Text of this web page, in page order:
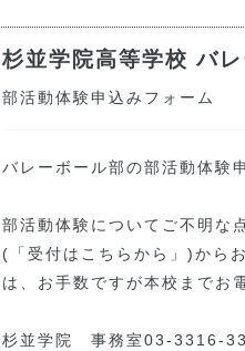
杉並学院高等学校 バ
部活動体験申込みフォーム
バレーボール部の部活動体験
部活動体験についてご不明な
(「受付はこちらから」)から
は、お手数ですが本校までお
杉並学院　事務室03-3316-